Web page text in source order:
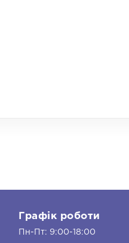
Графік роботи
Пн-Пт: 9:00-18:00